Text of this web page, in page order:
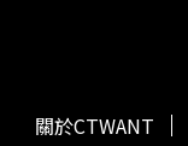
關於CTWANT